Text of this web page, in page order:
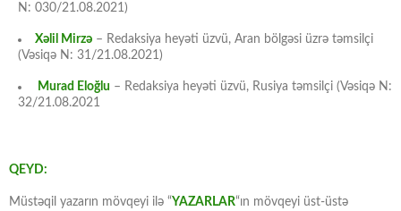
N: 030/21.08.2021)
Xəlil Mirzə – Redaksiya heyəti üzvü, Aran bölgəsi üzrə təmsilçi
(Vəsiqə N: 31/21.08.2021)
Murad Eloğlu – Redaksiya heyəti üzvü, Rusiya təmsilçi (Vəsiqə N:
32/21.08.2021
QEYD:
Müstəqil yazarın mövqeyi ilə “YAZARLAR“ın mövqeyi üst-üstə